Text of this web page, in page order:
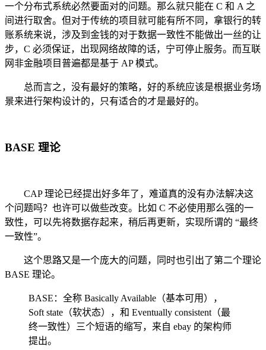
一个分布式系统必然要面对的问题。那么就只能在 C 和 A 之
间进行取舍。但对于传统的项目就可能有所不同，拿银行的转
账系统来说，涉及到金钱的对于数据一致性不能做出一丝的让
步，C 必须保证，出现网络故障的话，宁可停止服务。而互联
网非金融项目普遍都是基于 AP 模式。
总而言之，没有最好的策略，好的系统应该是根据业务场
景来进行架构设计的，只有适合的才是最好的。
BASE 理论
CAP 理论已经提出好多年了，难道真的没有办法解决这
个问题吗？也许可以做些改变。比如 C 不必使用那么强的一
致性，可以先将数据存起来，稍后再更新，实现所谓的 “最终
一致性”。
这个思路又是一个庞大的问题，同时也引出了第二个理论
BASE 理论。
BASE：全称 Basically Available（基本可用），
Soft state（软状态），和 Eventually consistent（最
终一致性）三个短语的缩写，来自 ebay 的架构师
提出。